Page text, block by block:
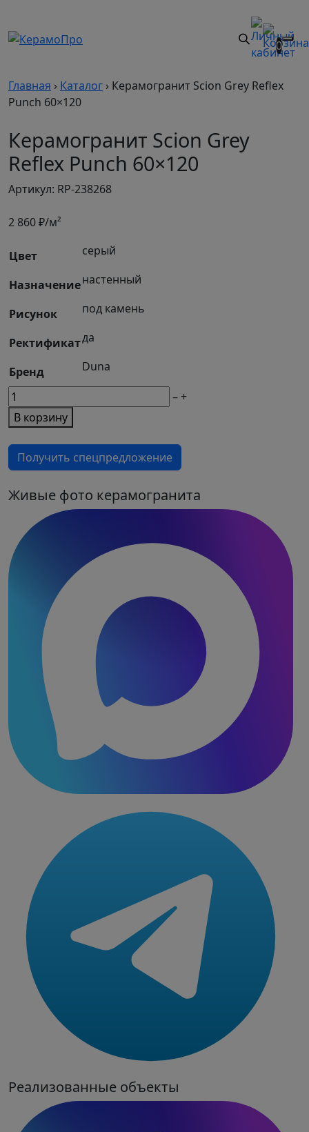
0
Главная › Каталог › Керамогранит Scion Grey Reflex
Punch 60×120
Керамогранит Scion Grey
Reflex Punch 60×120
Артикул: RP-238268
2 860₽/м²
Цвет серый
Назначениенастенный
Рисунок под камень
Ректификатда
Бренд
Duna
М2
товара
Керамогранит
Scion
Grey
Punch
– +
В корзину
Получить спецпредложение
Живые фото керамогранита
Реализованные объекты